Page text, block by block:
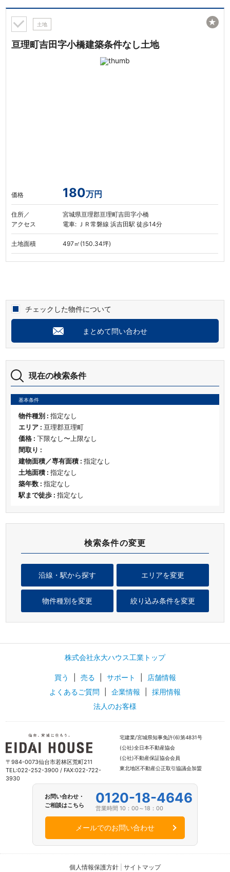
検索条件の変更
エリアを変更
沿線・駅から探す
物件種別を変更 絞り込み条件を変更
現在の検索条件
基本条件
物件種別 : 指定なし
エリア : 亘理郡亘理町
価格 : 下限なし〜上限なし
間取り :
建物面積／専有面積 : 指定なし
土地面積 : 指定なし
築年数 : 指定なし
駅まで徒歩 : 指定なし
土地
亘理町吉田字小橋建築条件なし土地
価格 180万円
住所／
アクセス
宮城県亘理郡亘理町吉田字小橋
電車: ＪＲ常磐線 浜吉田駅 徒歩14分
土地面積 497㎡(150.34坪)
★
チェックした物件について
まとめて問い合わせ
株式会社永大ハウス工業トップ
買う 売る サポート
店舗情報
よくあるご質問
企業情報
採用情報
法人のお客様
〒984-0073仙台市若林区荒町211
TEL:022-252-3900 / FAX:022-722-
3930
宅建業/宮城県知事免許(6)第4831号
(公社)全日本不動産協会
(公社)不動産保証協会会員
東北地区不動産公正取引協議会加盟
お問い合わせ・
ご相談はこちら
0120-18-4646
営業時間 10：00～18：00
メールでのお問い合わせ
個人情報保護方針 サイトマップ